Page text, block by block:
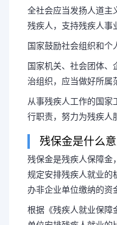
全社会应当发扬人道主
残疾人，支持残疾人事
国家鼓励社会组织和个
国家机关、社会团体、
治组织，应当做好所属
从事残疾人工作的国家
行职责，努力为残疾人
残保金是什么
残保金是残疾人保障金
规定安排残疾人就业的
办非企业单位缴纳的资
根据《残疾人就业保障